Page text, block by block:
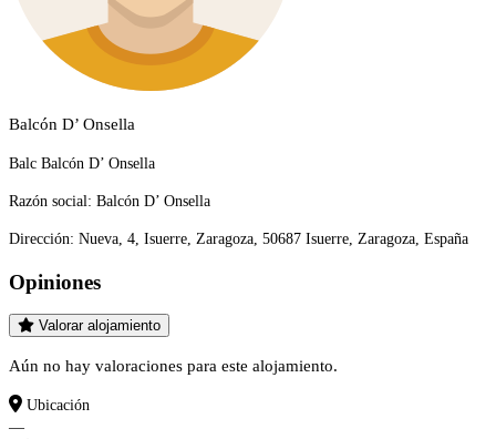
Balcón D’ Onsella
Balc Balcón D’ Onsella
Razón social: Balcón D’ Onsella
Dirección: Nueva, 4, Isuerre, Zaragoza, 50687 Isuerre, Zaragoza, España
Opiniones
Valorar alojamiento
Aún no hay valoraciones para este alojamiento.
Ubicación
—